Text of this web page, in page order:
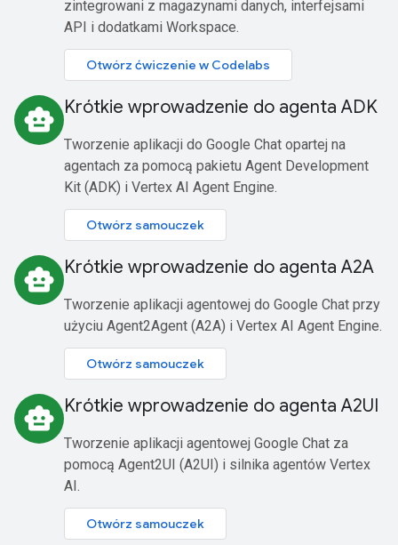
zintegrowani z magazynami danych, interfejsami
API i dodatkami Workspace.
Otwórz ćwiczenie w Codelabs
smart_toy Krótkie wprowadzenie do agenta ADK
Tworzenie aplikacji do Google Chat opartej na
agentach za pomocą pakietu Agent Development
Kit (ADK) i Vertex AI Agent Engine.
Otwórz samouczek
smart_toy Krótkie wprowadzenie do agenta A2A
Tworzenie aplikacji agentowej do Google Chat przy
użyciu Agent2Agent (A2A) i Vertex AI Agent Engine.
Otwórz samouczek
smart_toy Krótkie wprowadzenie do agenta A2UI
Tworzenie aplikacji agentowej Google Chat za
pomocą Agent2UI (A2UI) i silnika agentów Vertex
AI.
Otwórz samouczek